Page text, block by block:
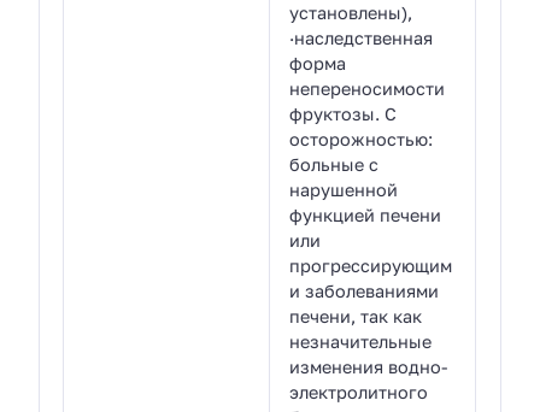
установлены),
·наследственная
форма
непереносимости
фруктозы. С
осторожностью:
больные с
нарушенной
функцией печени
или
прогрессирующим
и заболеваниями
печени, так как
незначительные
изменения водно-
электролитного